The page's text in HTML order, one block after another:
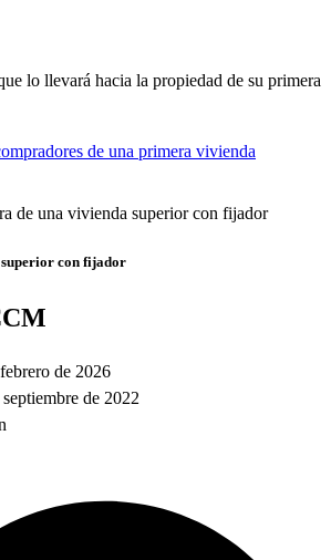
lo llevará hacia la propiedad de su primera
de una primera vivienda
de una vivienda superior con fijador
con fijador
de 2026
de 2022